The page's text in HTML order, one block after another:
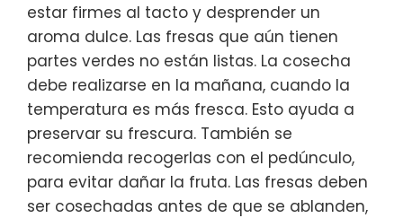
estar firmes al tacto y desprender un
aroma dulce. Las fresas que aún tienen
partes verdes no están listas. La cosecha
debe realizarse en la mañana, cuando la
temperatura es más fresca. Esto ayuda a
preservar su frescura. También se
recomienda recogerlas con el pedúnculo,
para evitar dañar la fruta. Las fresas deben
ser cosechadas antes de que se ablanden,